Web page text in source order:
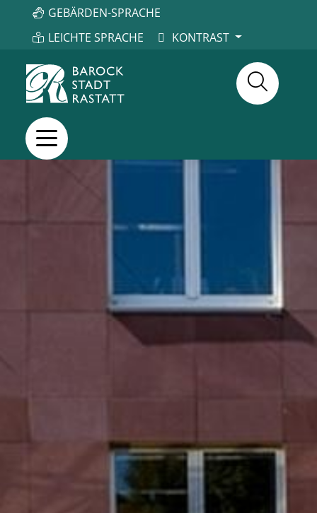
GEBÄRDEN-SPRACHE
LEICHTE SPRACHE
KONTRAST